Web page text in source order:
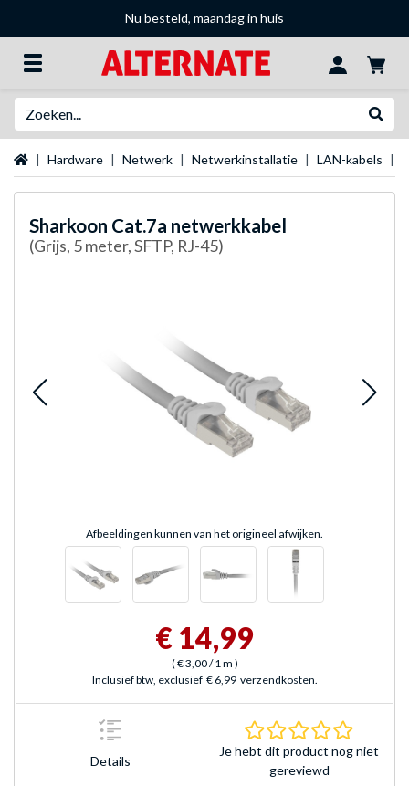
Nu besteld, maandag in huis
Startpagina
Hardware Netwerk Netwerkinstallatie LAN-kabels
Sharkoon Cat.7a netwerkkabel
(Grijs, 5 meter, SFTP, RJ-45)
Afbeeldingen kunnen van het origineel afwijken.
€ 14,99
(€ 3,00/ 1 m )
Inclusief btw, exclusief € 6,99 verzendkosten.
Details
Je hebt dit product nog niet
gereviewd